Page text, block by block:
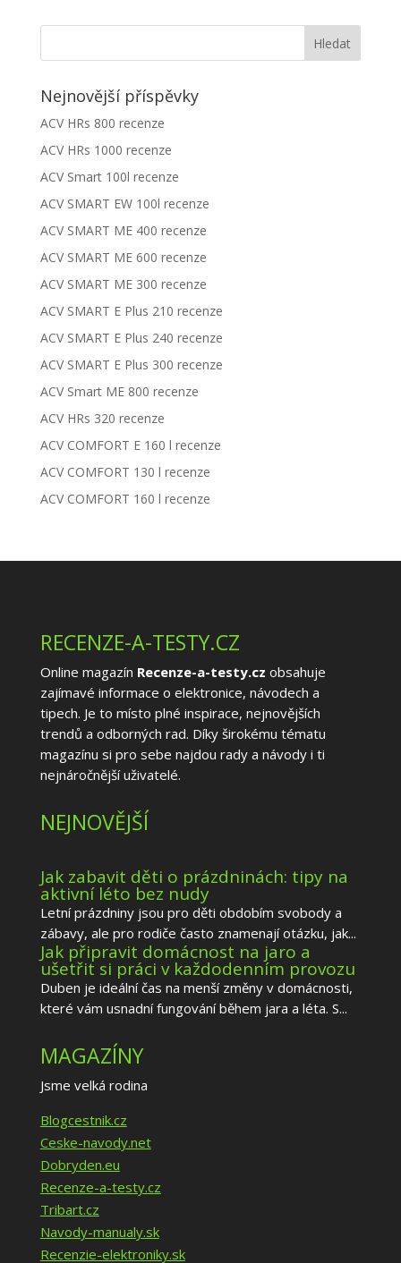
Nejnovější příspěvky
ACV HRs 800 recenze
ACV HRs 1000 recenze
ACV Smart 100l recenze
ACV SMART EW 100l recenze
ACV SMART ME 400 recenze
ACV SMART ME 600 recenze
ACV SMART ME 300 recenze
ACV SMART E Plus 210 recenze
ACV SMART E Plus 240 recenze
ACV SMART E Plus 300 recenze
ACV Smart ME 800 recenze
ACV HRs 320 recenze
ACV COMFORT E 160 l recenze
ACV COMFORT 130 l recenze
ACV COMFORT 160 l recenze
RECENZE-A-TESTY.CZ
Online magazín Recenze-a-testy.cz obsahuje
zajímavé informace o elektronice, návodech a
tipech. Je to místo plné inspirace, nejnovějších
trendů a odborných rad. Díky širokému tématu
magazínu si pro sebe najdou rady a návody i ti
nejnáročnější uživatelé.
NEJNOVĚJŠÍ
Jak zabavit děti o prázdninách: tipy na
aktivní léto bez nudy
Letní prázdniny jsou pro děti obdobím svobody a
zábavy, ale pro rodiče často znamenají otázku, jak...
Jak připravit domácnost na jaro a
ušetřit si práci v každodenním provozu
Duben je ideální čas na menší změny v domácnosti,
které vám usnadní fungování během jara a léta. S...
MAGAZÍNY
Jsme velká rodina
Blogcestnik.cz
Ceske-navody.net
Dobryden.eu
Recenze-a-testy.cz
Tribart.cz
Navody-manualy.sk
Recenzie-elektroniky.sk